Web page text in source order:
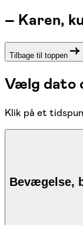
– Karen,
Tilbage til toppen
Vælg dato
Klik på et
Bevægelse,